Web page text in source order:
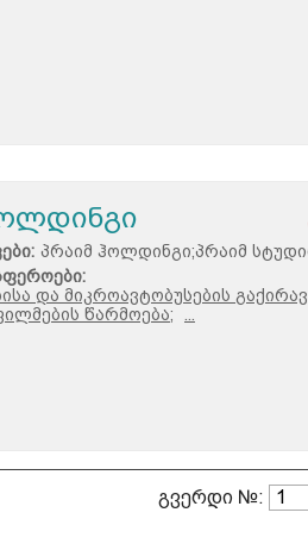
პრაიმ ჰოლდინგი;პრაიმ
და მიკროავტობუსების
წარმოება;
გვერდი №: